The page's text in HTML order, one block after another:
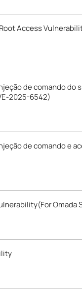
Access
de comando do
2025-6542)
de comando e